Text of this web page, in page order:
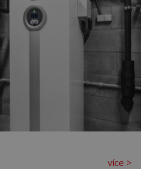
více >